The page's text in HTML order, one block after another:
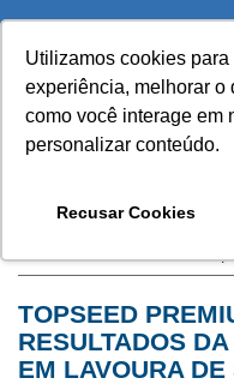
Utilizamos cookies
experiência, melhorar o
como você interage em
personalizar conteúdo.
Recusar Cookies
to Content
TOPSEED
RESULTADOS
EM LAVOURA